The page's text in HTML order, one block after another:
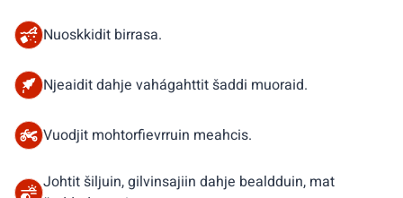
Nuoskkidit birrasa.
Njeaidit dahje vahágahttit šaddi muoraid.
Vuodjit mohtorfievrruin meahcis.
Johtit šiljuin, gilvinsajiin dahje bealdduin, mat